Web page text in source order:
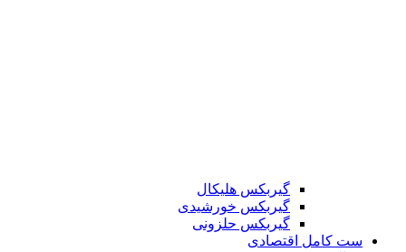
گیربکس هلیکال
گیربکس خورشیدی
گیربکس حلزونی
ست کامل اقتصادی